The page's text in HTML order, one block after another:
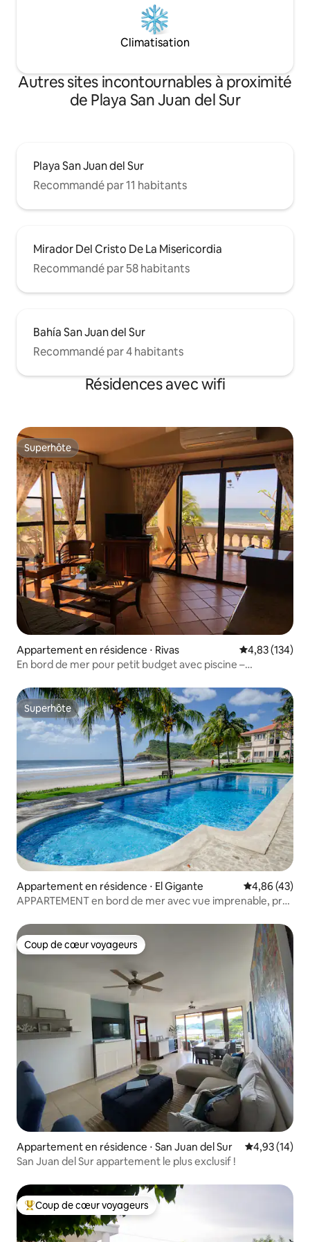
Climatisation
Autres sites incontournables à proximité
de Playa San Juan del Sur
Playa San Juan del Sur
Recommandé par 11 habitants
Mirador Del Cristo De La Misericordia
Recommandé par 58 habitants
Bahía San Juan del Sur
Recommandé par 4 habitants
Résidences avec wifi
Superhôte
Superhôte
Appartement en résidence ⋅ Rivas Évaluation
4,83 (134)
En bord de mer pour petit budget avec piscine –
Superhôte
Superhôte
Appartement en résidence ⋅ El Gigante Évaluation
4,86 (43)
APPARTEMENT en bord de mer avec vue imprenable, près
Coup de cœur voyageurs
Coup de cœur voyageurs
Appartement en résidence ⋅ San Juan del Sur Évaluation
4,93 (14)
San Juan del Sur appartement le plus exclusif !
Coups de cœur voyageurs les plus appréciés
Coup de cœur voyageurs